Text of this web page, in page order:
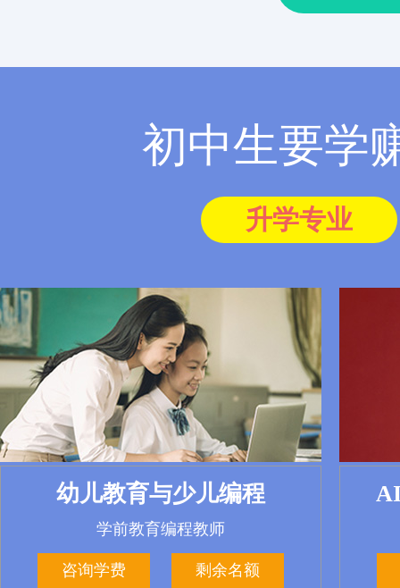
初中生要学
升学专业
幼儿教育与少儿编程
学前教育编程教师
咨询学费 剩余名额
AI+电子竞技与运营管理
玩游戏也要赚大钱
咨询学费 剩余名额